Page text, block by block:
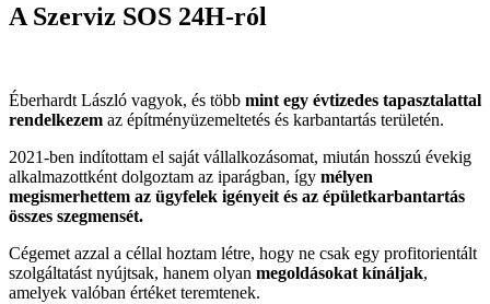
A Szerviz SOS 24H-ról
Éberhardt László vagyok, és több mint egy évtizedes tapasztalattal
rendelkezem az építményüzemeltetés és karbantartás területén.
2021-ben indítottam el saját vállalkozásomat, miután hosszú évekig
alkalmazottként dolgoztam az iparágban, így mélyen
megismerhettem az ügyfelek igényeit és az épületkarbantartás
összes szegmensét.
Cégemet azzal a céllal hoztam létre, hogy ne csak egy profitorientált
szolgáltatást nyújtsak, hanem olyan megoldásokat kínáljak,
amelyek valóban értéket teremtenek.